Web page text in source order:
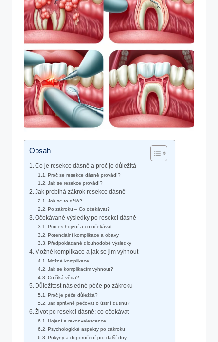
Obsah
Co je resekce dásně a proč je důležitá
Proč se resekce dásně provádí?
Jak se resekce provádí?
Jak probíhá zákrok resekce dásně
Jak se to dělá?
Po zákroku – Co očekávat?
Očekávané výsledky po resekci dásně
Proces hojení a co očekávat
Potenciální komplikace a obavy
Předpokládané dlouhodobé výsledky
Možné komplikace a jak se jim vyhnout
Možné komplikace
Jak se komplikacím vyhnout?
Co říká věda?
Důležitost následné péče po zákroku
Proč je péče důležitá?
Jak správně pečovat o ústní dutinu?
Život po resekci dásně: co očekávat
Hojení a rekonvalescence
Psychologické aspekty po zákroku
Pokyny a doporučení pro další dny